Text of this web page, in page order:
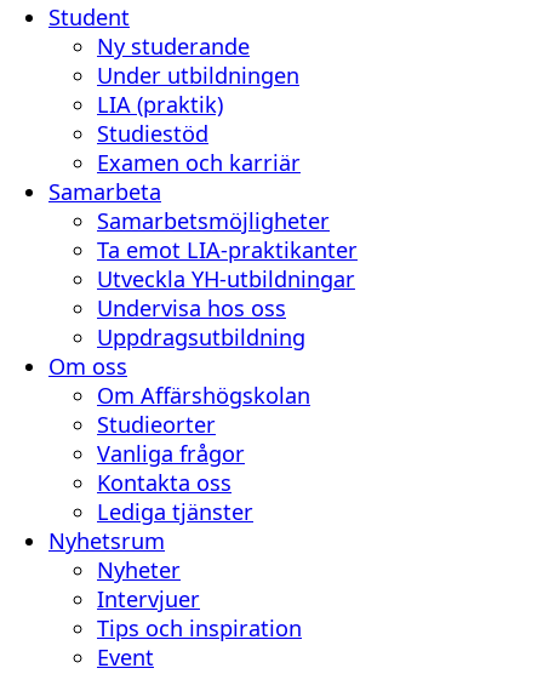
Student
Ny studerande
Under utbildningen
LIA (praktik)
Studiestöd
Examen och karriär
Samarbeta
Samarbetsmöjligheter
Ta emot LIA-praktikanter
Utveckla YH-utbildningar
Undervisa hos oss
Uppdragsutbildning
Om oss
Om Affärshögskolan
Studieorter
Vanliga frågor
Kontakta oss
Lediga tjänster
Nyhetsrum
Nyheter
Intervjuer
Tips och inspiration
Event